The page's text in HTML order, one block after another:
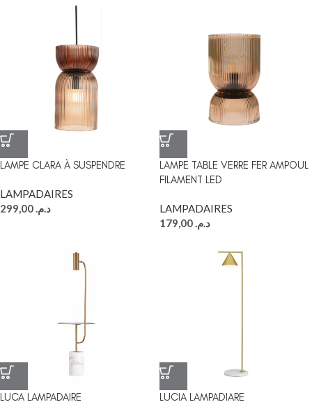
LAMPE CLARA À SUSPENDRE
LAMPADAIRES
د.م.
LAMPE TABLE VERRE FER AMPOUL
FILAMENT LED
LAMPADAIRES
د.م.
LUCA LAMPADAIRE LUCIA LAMPADIARE